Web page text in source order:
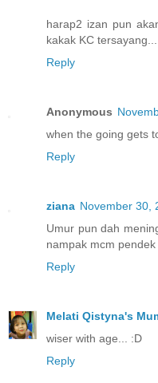
harap2 izan pun
kakak KC tersayang....
Reply
Anonymous
when the going gets
Reply
ziana November 30,
Umur pun dah
nampak mcm
Reply
Melati Qistyna's
wiser with age... :D
Reply